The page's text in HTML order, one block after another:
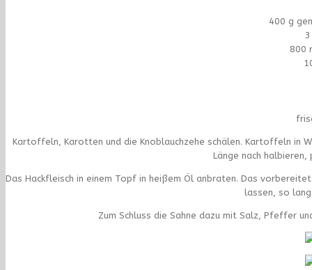
400 g
800
Kartoffeln, Karotten und die Knoblauchzehe schälen. Kartoffeln in
Länge nach halbieren,
Das Hackfleisch in einem Topf in heißem Öl anbraten. Das
lassen, so
Zum Schluss die Sahne dazu mit Salz, Pfeffer